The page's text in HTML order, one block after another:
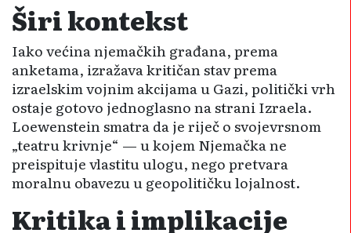
Širi kontekst
Iako većina njemačkih građana, prema
anketama, izražava kritičan stav prema
izraelskim vojnim akcijama u Gazi, politički vrh
ostaje gotovo jednoglasno na strani Izraela.
Loewenstein smatra da je riječ o svojevrsnom
„teatru krivnje“ — u kojem Njemačka ne
preispituje vlastitu ulogu, nego pretvara
moralnu obavezu u geopolitičku lojalnost.
Kritika i implikacije